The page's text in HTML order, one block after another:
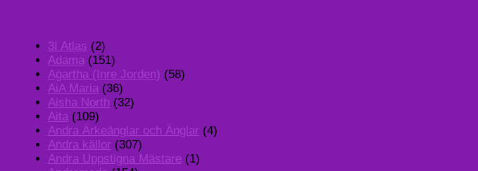
3I Atlas (2)
Adama (151)
Agartha (Inre Jorden) (58)
AiA Maria (36)
Aisha North (32)
Aita (109)
Andra Ärkeänglar och Änglar (4)
Andra källor (307)
Andra Uppstigna Mästare (1)